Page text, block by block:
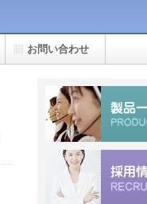
お問い合わせ